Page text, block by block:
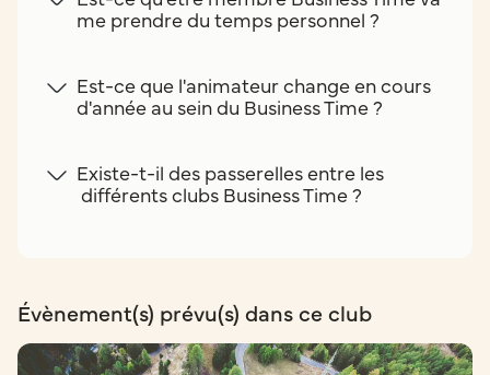
me prendre du temps personnel ?
Est-ce que l'animateur change en cours
d'année au sein du Business Time ?
Existe-t-il des passerelles entre les
différents clubs Business Time ?
Évènement(s) prévu(s) dans ce club